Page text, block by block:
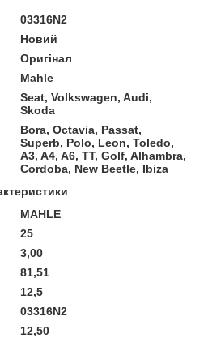
03316N2
Новий
Оригінал
Mahle
Seat, Volkswagen, Audi,
Skoda
Bora, Octavia, Passat,
Superb, Polo, Leon, Toledo,
A3, A4, A6, TT, Golf, Alhambra,
Cordoba, New Beetle, Ibiza
MAHLE
25
3,00
81,51
12,5
03316N2
12,50